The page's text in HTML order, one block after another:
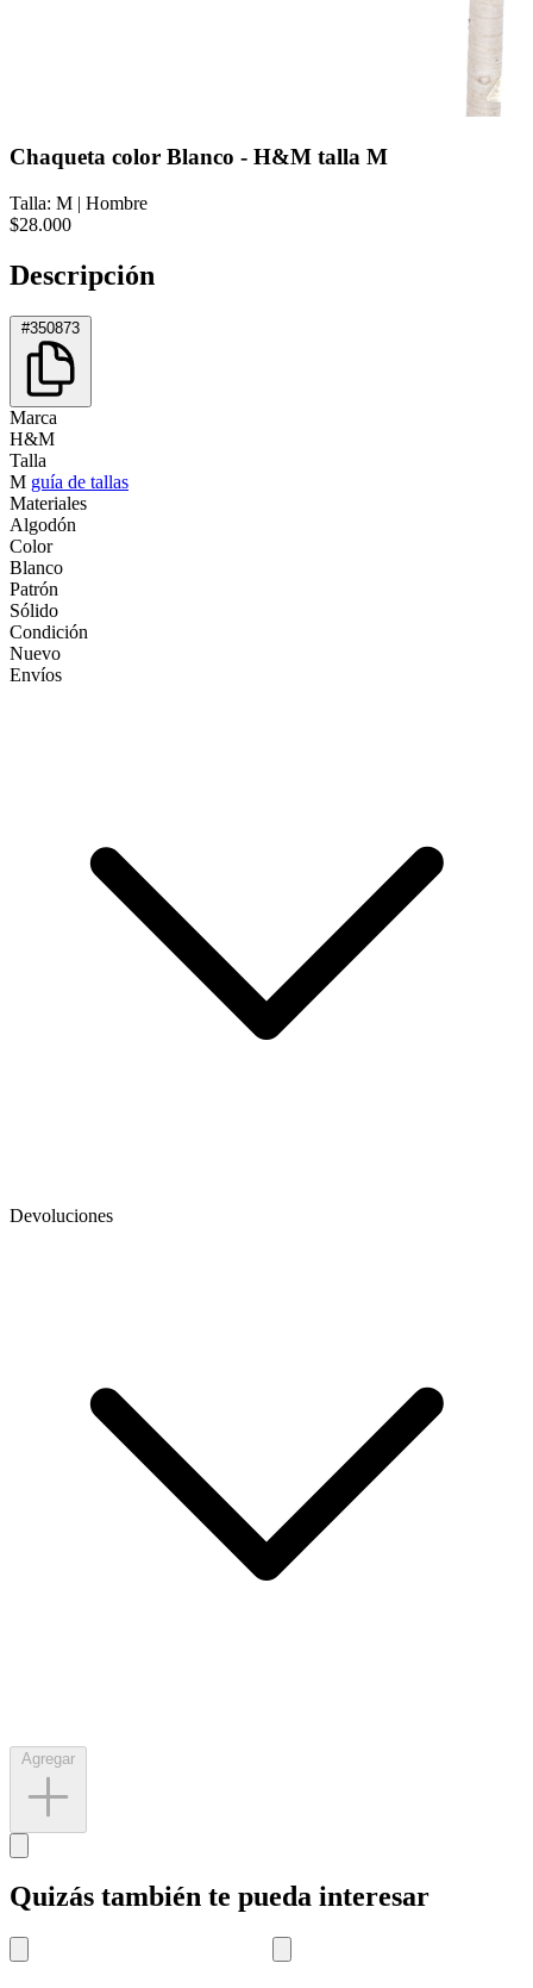
Chaqueta color Blanco - H&M talla M
Talla: M | Hombre
$28.000
Descripción
#350873
Marca
H&M
Talla
M guía de tallas
Materiales
Algodón
Color
Blanco
Patrón
Sólido
Condición
Nuevo
Envíos
Devoluciones
Quizás también te pueda interesar